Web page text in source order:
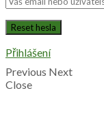
Přihlášení
Previous Next
Close